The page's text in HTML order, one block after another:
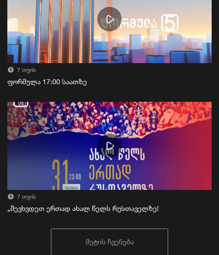
7 თვის
ფორმულა 17:00 საათზე
7 თვის
„შევხვდეთ ერთად ახალ წელს რუსთაველზე!
მეტის ჩვენება